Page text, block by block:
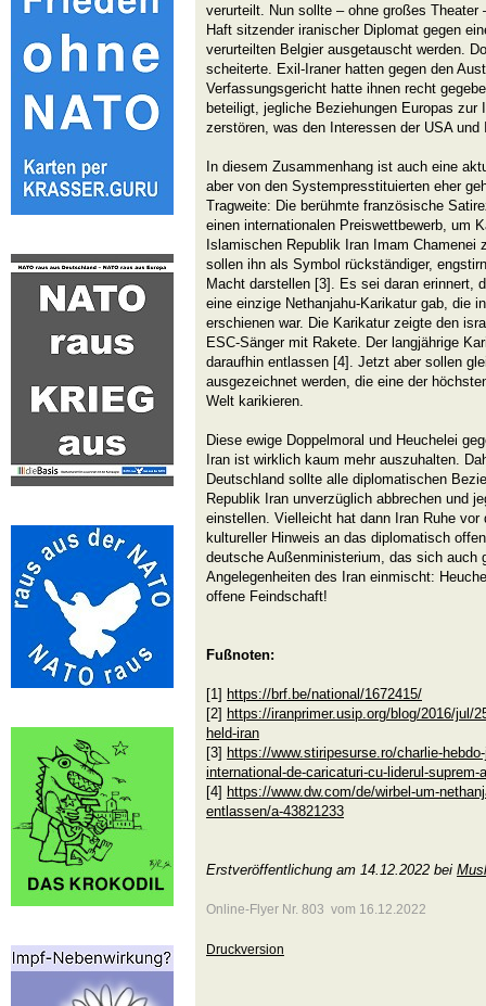
verurteilt. Nun sollte – ohne großes Theater
Haft sitzender iranischer Diplomat gegen
verurteilten Belgier ausgetauscht werden.
scheiterte. Exil-Iraner hatten gegen den
Verfassungsgericht hatte ihnen recht
beteiligt, jegliche Beziehungen Europas
zerstören, was den Interessen der USA
In diesem Zusammenhang ist auch eine
aber von den Systempresstituierten eher
Tragweite: Die berühmte französische
einen internationalen Preiswettbewerb, um
Islamischen Republik Iran Imam Chamenei
sollen ihn als Symbol rückständiger,
Macht darstellen [3]. Es sei daran erinnert,
eine einzige Nethanjahu-Karikatur gab, die
erschienen war. Die Karikatur zeigte den
ESC-Sänger mit Rakete. Der langjährige
daraufhin entlassen [4]. Jetzt aber sollen
ausgezeichnet werden, die eine der
Welt karikieren.
Diese ewige Doppelmoral und Heuchelei
Iran ist wirklich kaum mehr auszuhalten.
Deutschland sollte alle diplomatischen
Republik Iran unverzüglich abbrechen und
einstellen. Vielleicht hat dann Iran Ruhe
kultureller Hinweis an das diplomatisch
deutsche Außenministerium, das sich auch
Angelegenheiten des Iran einmischt:
offene Feindschaft!
Fußnoten:
[1] https://brf.be/national/1672415/
[2] https://iranprimer.usip.org/blog/2016/jul/
held-iran
[3] https://www.stiripesurse.ro/charlie-
international-de-caricaturi-cu-liderul-suprem-
[4] https://www.dw.com/de/wirbel-um-
entlassen/a-43821233
Erstveröffentlichung am 14.12.2022 bei
Online-Flyer Nr. 803 vom 16.12.2022
Druckversion